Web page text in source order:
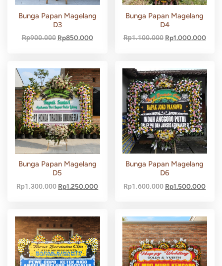
Bunga Papan Magelang
D3
Rp900.000 Rp850.000
Bunga Papan Magelang
D4
Rp1.100.000 Rp1.000.000
Bunga Papan Magelang
D5
Rp1.300.000 Rp1.250.000
Bunga Papan Magelang
D6
Rp1.600.000 Rp1.500.000